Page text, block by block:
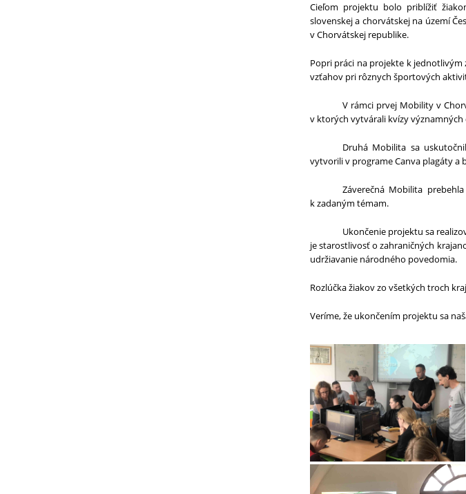
Cieľom projektu bolo priblížiť
slovenskej a chorvátskej na území
v Chorvátskej republike.
Popri práci na projekte k jednotlivým
vzťahov pri rôznych športových
V rámci prvej Mobility v
v ktorých vytvárali kvízy
Druhá Mobilita sa
vytvorili v programe Canva plagáty
Záverečná Mobilita
k zadaným témam.
Ukončenie projektu sa
je starostlivosť o zahraničných
udržiavanie národného povedomia.
Rozlúčka žiakov zo všetkých troch
Veríme, že ukončením projektu sa